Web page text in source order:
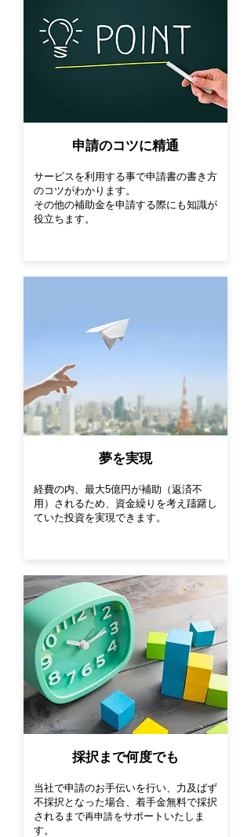
​申請のコツに精通
サービスを利用する事で申請書の書き方
のコツがわかります。
その他の補助金を申請する際にも知識が
役立ちます。
夢を実現
経費の内、最大5億円が補助（返済不
用）されるため、資金繰りを考え躊躇し
ていた投資を実現できます。
​採択まで何度でも
当社で申請のお手伝いを行い、力及ばず
不採択となった場合、着手金無料で採択
されるまで再申請をサポートいたしま
す。